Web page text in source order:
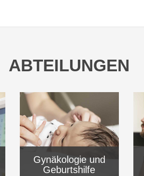
ABTEILUNGEN
Gynäkologie und
Geburtshilfe